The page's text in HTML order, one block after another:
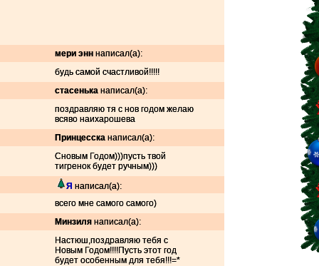
мери энн написал(а):
будь самой счастливой!!!!!
стасенька написал(а):
поздравляю тя с нов годом желаю
всяво наихарошева
Принцесска написал(а):
Сновым Годом)))пусть твой
тигренок будет ручным)))
Я написал(а):
всего мне самого самого)
Минзиля написал(а):
Настюш,поздравляю тебя с
Новым Годом!!!!Пусть этот год
будет особенным для тебя!!!=*